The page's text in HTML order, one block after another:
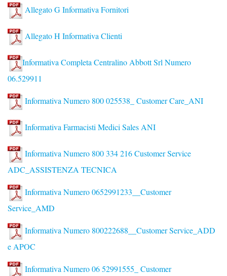
Allegato G Informativa Fornitori
Allegato H Informativa Clienti
Informativa Completa Centralino Abbott Srl Numero
06.529911
Informativa Numero 800 025538_ Customer Care_ANI
Informativa Farmacisti Medici Sales ANI
Informativa Numero 800 334 216 Customer Service
ADC_ASSISTENZA TECNICA
Informativa Numero 0652991233__Customer
Service_AMD
Informativa Numero 800222688__Customer Service_ADD
e APOC
Informativa Numero 06 52991555_ Customer